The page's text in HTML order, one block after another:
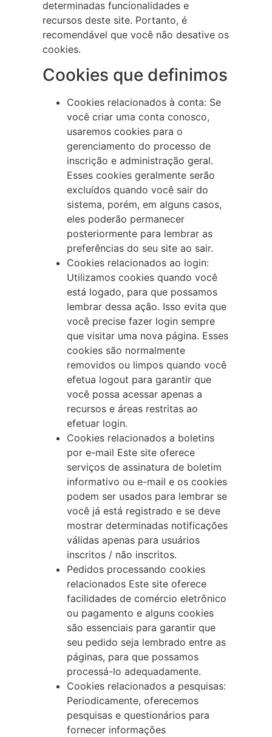
determinadas funcionalidades e
recursos deste site. Portanto, é
recomendável que você não desative os
cookies.
Cookies que definimos
Cookies relacionados à conta: Se
você criar uma conta conosco,
usaremos cookies para o
gerenciamento do processo de
inscrição e administração geral.
Esses cookies geralmente serão
excluídos quando você sair do
sistema, porém, em alguns casos,
eles poderão permanecer
posteriormente para lembrar as
preferências do seu site ao sair.
Cookies relacionados ao login:
Utilizamos cookies quando você
está logado, para que possamos
lembrar dessa ação. Isso evita que
você precise fazer login sempre
que visitar uma nova página. Esses
cookies são normalmente
removidos ou limpos quando você
efetua logout para garantir que
você possa acessar apenas a
recursos e áreas restritas ao
efetuar login.
Cookies relacionados a boletins
por e-mail Este site oferece
serviços de assinatura de boletim
informativo ou e-mail e os cookies
podem ser usados para lembrar se
você já está registrado e se deve
mostrar determinadas notificações
válidas apenas para usuários
inscritos / não inscritos.
Pedidos processando cookies
relacionados Este site oferece
facilidades de comércio eletrônico
ou pagamento e alguns cookies
são essenciais para garantir que
seu pedido seja lembrado entre as
páginas, para que possamos
processá-lo adequadamente.
Cookies relacionados a pesquisas:
Periodicamente, oferecemos
pesquisas e questionários para
fornecer informações